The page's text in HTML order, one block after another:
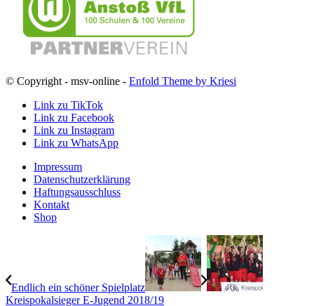
© Copyright - msv-online - Enfold Theme by Kriesi
Link zu TikTok
Link zu Facebook
Link zu Instagram
Link zu WhatsApp
Impressum
Datenschutzerklärung
Haftungsausschluss
Kontakt
Shop
Endlich ein schöner Spielplatz
Kreispokalsieger E-Jugend 2018/19